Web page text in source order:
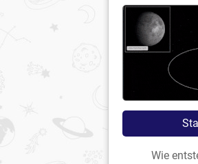
Wie